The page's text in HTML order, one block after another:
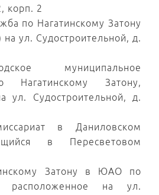
корп. 2
по Нагатинскому Затону
ул. Судостроительной, д.
муниципальное
Нагатинскому Затону,
ул. Судостроительной, д.
в Даниловском
в Пересветовом
Затону в ЮАО по
расположенное на ул.